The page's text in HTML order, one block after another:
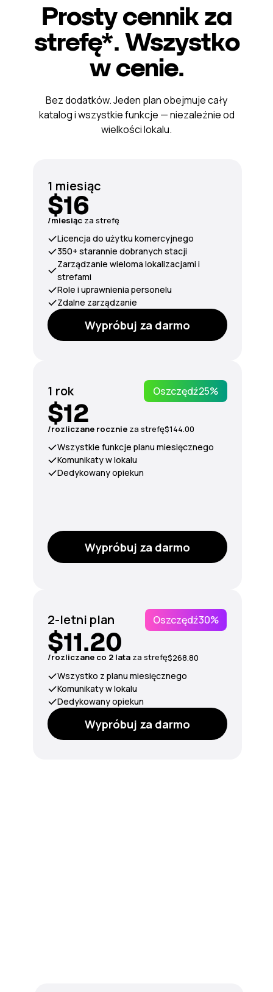
Prosty cennik za
strefę*. Wszystko
w cenie.
1 miesiąc
$16
/miesiąc za strefę
Licencja do użytku komercyjnego
350+ starannie dobranych stacji
Zarządzanie wieloma lokalizacjami i
strefami
Role i uprawnienia personelu
Zdalne zarządzanie
Wypróbuj za darmo
1 rok Oszczędź25%
$12
/rozliczane rocznie za strefę$144.00
Wszystkie funkcje planu miesięcznego
Komunikaty w lokalu
Dedykowany opiekun
Wypróbuj za darmo
2-letni plan Oszczędź30%
$11.20
/rozliczane co 2 lata za strefę$268.80
Wszystko z planu miesięcznego
Komunikaty w lokalu
Dedykowany opiekun
Wypróbuj za darmo
Bez dodatków. Jeden plan obejmuje cały
katalog i wszystkie funkcje — niezależnie od
wielkości lokalu.